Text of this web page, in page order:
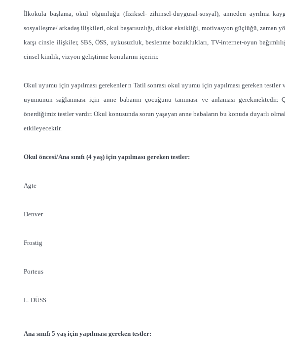
İlkokula başlama, okul olgunluğu (fiziksel- zihinsel-duygusal-sosyal), anneden ayrılma
sosyalleşme/ arkadaş ilişkileri, okul başarısızlığı, dikkat eksikliği, motivasyon güçlüğü, zaman
karşı cinsle ilişkiler, SBS, ÖSS, uykusuzluk, beslenme bozuklukları, TV-internet-oyun
cinsel kimlik, vizyon geliştirme konularını içeririr.
Okul uyumu için yapılması gerekenler n Tatil sonrası okul uyumu için yapılması gereken
uyumunun sağlanması için anne babanın çocuğunu tanıması ve anlaması gerekmektedir.
önerdiğimiz testler vardır. Okul konusunda sorun yaşayan anne babaların bu konuda duyarlı
etkileyecektir.
Okul öncesi/Ana sınıfı (4 yaş) için yapılması gereken testler:
Agte
Denver
Frostig
Porteus
L. DÜSS
Ana sınıfı 5 yaş için yapılması gereken testler: